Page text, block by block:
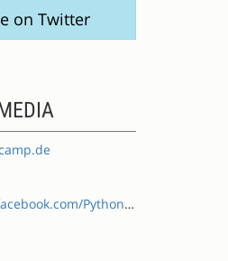
on Twitter
PythonCamp